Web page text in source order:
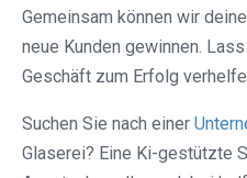
Gemeinsam können wir
neue Kunden gewinnen.
Geschäft zum Erfolg
Suchen Sie nach einer
Glaserei? Eine Ki-gestützte